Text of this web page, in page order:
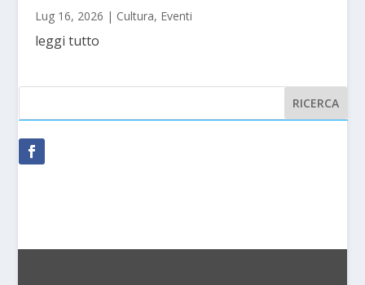
Lug 16, 2026 | Cultura, Eventi
leggi tutto